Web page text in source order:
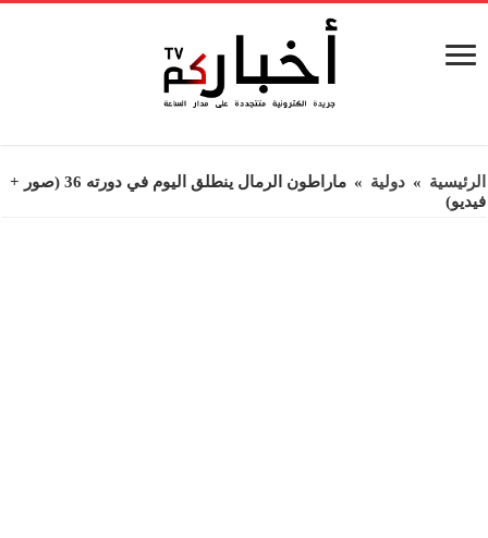
الرئيسية » دولية »
ماراطون الرمال ينطلق اليوم في دورته 36 (صور +
فيديو)